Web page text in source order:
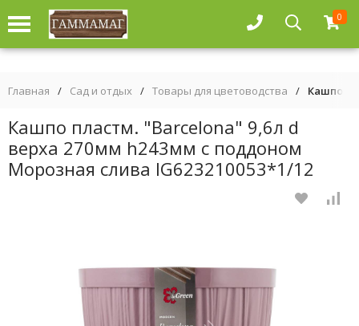
0
Главная / Сад и отдых / Товары для цветоводства / Кашпо
Кашпо пластм. "Barcelona" 9,6л d
верха 270мм h243мм с поддоном
Морозная слива IG623210053*1/12